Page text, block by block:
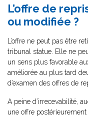
L’offre de
ou modifiée ?
L’offre ne peut pas être
tribunal statue. Elle ne
un sens plus favorable
améliorée au plus tard
d’examen des offres de
A peine d’irrecevabilité,
une offre